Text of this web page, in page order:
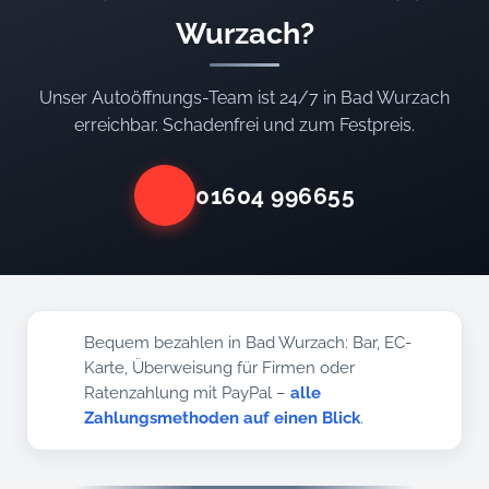
Wurzach?
Unser Autoöffnungs-Team ist 24/7 in Bad Wurzach
erreichbar. Schadenfrei und zum Festpreis.
01604 996655
Bequem bezahlen in Bad Wurzach: Bar, EC-
Karte, Überweisung für Firmen oder
Ratenzahlung mit PayPal –alle
Zahlungsmethoden auf einen Blick.